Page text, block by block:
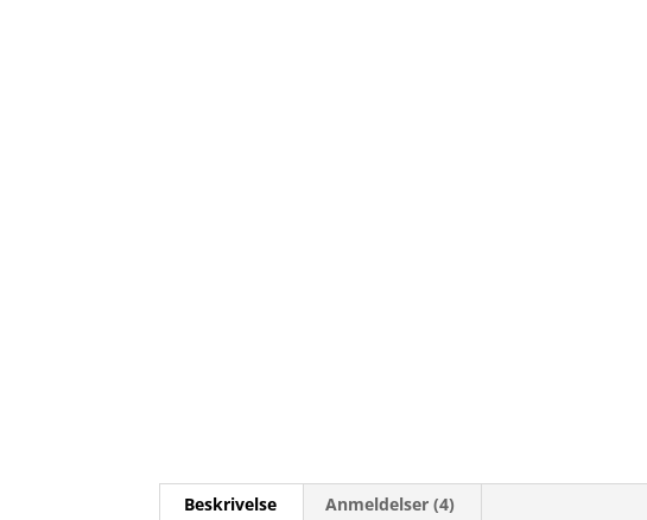
Beskrivelse Anmeldelser (4)